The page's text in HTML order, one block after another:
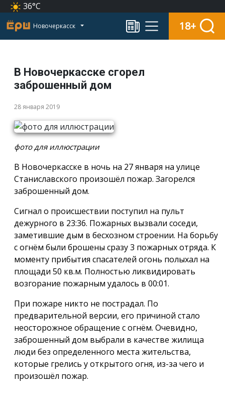
36°C
Новочеркасск 18+
В Новочеркасске сгорел
заброшенный дом
28 января 2019
фото для иллюстрации
В Новочеркасске в ночь на 27 января на улице
Станиславского произошёл пожар. Загорелся
заброшенный дом.
Сигнал о происшествии поступил на пульт
дежурного в 23:36. Пожарных вызвали соседи,
заметившие дым в бесхозном строении. На борьбу
с огнём были брошены сразу 3 пожарных отряда. К
моменту прибытия спасателей огонь полыхал на
площади 50 кв.м. Полностью ликвидировать
возгорание пожарным удалось в 00:01.
При пожаре никто не пострадал. По
предварительной версии, его причиной стало
неосторожное обращение с огнём. Очевидно,
заброшенный дом выбрали в качестве жилища
люди без определенного места жительства,
которые грелись у открытого огня, из-за чего и
произошёл пожар.